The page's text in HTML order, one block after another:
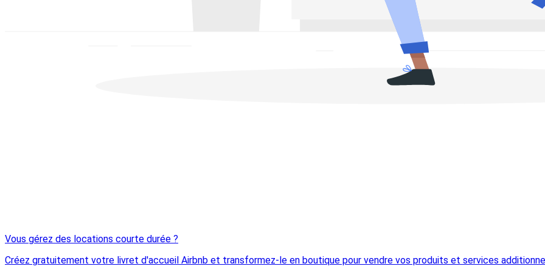
Vous gérez des locations courte durée ?
Créez gratuitement votre livret d'accueil Airbnb et transformez-le en boutique pour vendre vos produits et services